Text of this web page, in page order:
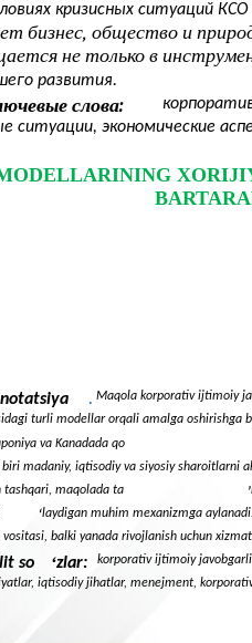
кризисных ситуаций
бизнес, общество и
не только в
развития.
слова:
ситуации, экономические
. Maqola korporativ ijtimoiy
turli modellar orqali amalga oshirishga
va Kanadada qo
madaniy, iqtisodiy va siyosiy sharoitlarni
tashqari, maqolada ta
’
‘laydigan muhim mexanizmga
balki yanada rivojlanish uchun
so ‘zlar:
korporativ ijtimoiy
iqtisodiy jihatlar, menejment,